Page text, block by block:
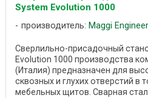
System Evolution 1000
производитель: Maggi
Сверлильно-присадочный
Evolution 1000 производства
(Италия) предназначен для
сквозных и глухих отверстий в
мебельных щитов. Сварная